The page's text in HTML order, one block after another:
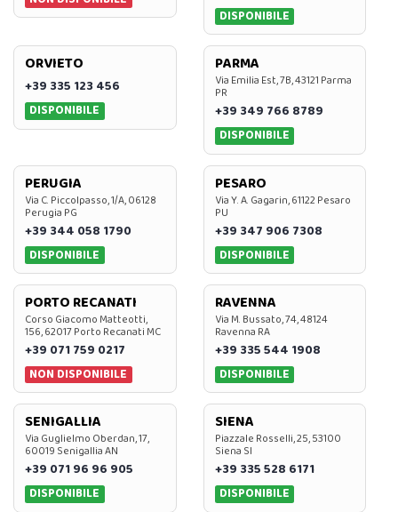
DISPONIBILE
ORVIETO
+39 335 123 456
DISPONIBILE
PARMA
Via Emilia Est, 7B, 43121 Parma
PR
+39 349 766 8789
DISPONIBILE
PERUGIA
Via C. Piccolpasso, 1/A, 06128
Perugia PG
+39 344 058 1790
DISPONIBILE
PESARO
Via Y. A. Gagarin, 61122 Pesaro
PU
+39 347 906 7308
DISPONIBILE
PORTO RECANATI
Corso Giacomo Matteotti,
156, 62017 Porto Recanati MC
+39 071 759 0217
NON DISPONIBILE
RAVENNA
Via M. Bussato, 74, 48124
Ravenna RA
+39 335 544 1908
DISPONIBILE
SENIGALLIA
Via Guglielmo Oberdan, 17,
60019 Senigallia AN
+39 071 96 96 905
DISPONIBILE
SIENA
Piazzale Rosselli, 25, 53100
Siena SI
+39 335 528 6171
DISPONIBILE